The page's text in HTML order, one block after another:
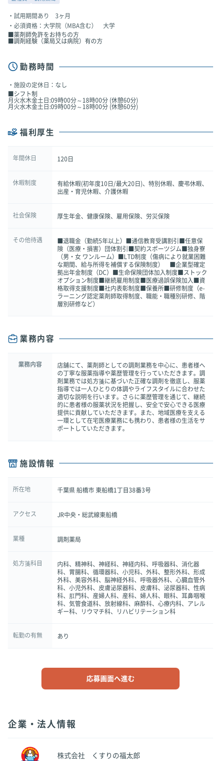
試用期間あり 3ヶ月
必須資格：大学院（MBA含む） 大学
■薬剤師免許をお持ちの方
■調剤経験（薬局又は病院）有の方
勤務時間
施設の定休日：なし
■シフト制
月火水木金土日:09時00分～18時00分 (休憩60分)
月火水木金土日:09時00分～18時00分 (休憩60分)
福利厚生
年間休日 120日
休暇制度
有給休暇(初年度10日/最大20日)、特別休暇、慶弔休暇、
出産・育児休暇、介護休暇
社会保険 厚生年金、健康保険、雇用保険、労災保険
その他待遇
■退職金（勤続5年以上）■通信教育受講割引■任意保
険（医療・損害）団体割引■契約スポーツジム■独身寮
（男・女 ワンルーム）■LTD制度（傷病により就業困難
な期間、給与所得を補償する保険制度） ■企業型確定
拠出年金制度（DC）■生命保険団体加入制度■ストック
オプション制度■継続雇用制度■医療過誤保険加入■資
格取得支援制度■社内表彰制度■保養所■研修制度（e-
ラーニング認定薬剤師取得制度、職能・職種別研修、階
層別研修など）
業務内容
業務内容
店舗にて、薬剤師としての調剤業務を中心に、患者様へ
の丁寧な服薬指導や薬歴管理を行っていただきます。調
剤業務では処方箋に基づいた正確な調剤を徹底し、服薬
指導では一人ひとりの体調やライフスタイルに合わせた
適切な説明を行います。さらに薬歴管理を通じて、継続
的に患者様の服薬状況を把握し、安全で安心できる医療
提供に貢献していただきます。また、地域医療を支える
一環として在宅医療業務にも携わり、患者様の生活をサ
ポートしていただきます。
施設情報
所在地 千葉県 船橋市 東船橋1丁目38番3号
アクセス JR中央・総武線東船橋
業種 調剤薬局
処方箋科目
内科、精神科、神経科、神経内科、呼吸器科、消化器
科、胃腸科、循環器科、小児科、外科、整形外科、形成
外科、美容外科、脳神経外科、呼吸器外科、心臓血管外
科、小児外科、皮膚泌尿器科、皮膚科、泌尿器科、性病
科、肛門科、産婦人科、産科、婦人科、眼科、耳鼻咽喉
科、気管食道科、放射線科、麻酔科、心療内科、アレル
ギー科、リウマチ科、リハビリテーション科
転勤の有無 あり
応募画面へ進む
企業・法人情報
株式会社 くすりの福太郎